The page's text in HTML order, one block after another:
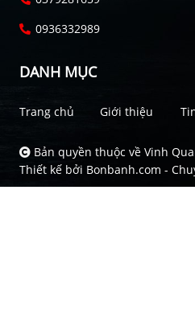
0936332989
DANH MỤC
Trang chủ Giới thiệu
Bản quyền thuộc về Vinh
Thiết kế bởi Bonbanh.com -